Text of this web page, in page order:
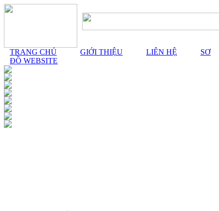
TRANG CHỦ GIỚI THIỆU LIÊN HỆ
SƠ
ĐỒ WEBSITE